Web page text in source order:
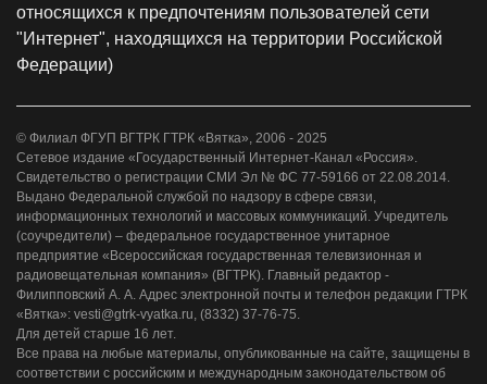
относящихся к предпочтениям пользователей сети
"Интернет", находящихся на территории Российской
Федерации)
© Филиал ФГУП ВГТРК ГТРК «Вятка», 2006 - 2025
Сетевое издание «Государственный Интернет-Канал «Россия».
Свидетельство о регистрации СМИ Эл № ФС 77-59166 от 22.08.2014.
Выдано Федеральной службой по надзору в сфере связи,
информационных технологий и массовых коммуникаций. Учредитель
(соучредители) – федеральное государственное унитарное
предприятие «Всероссийская государственная телевизионная и
радиовещательная компания» (ВГТРК). Главный редактор -
Филипповский А. А. Адрес электронной почты и телефон редакции ГТРК
«Вятка»: vesti@gtrk-vyatka.ru, (8332) 37-76-75.
Для детей старше 16 лет.
Все права на любые материалы, опубликованные на сайте, защищены в
соответствии с российским и международным законодательством об